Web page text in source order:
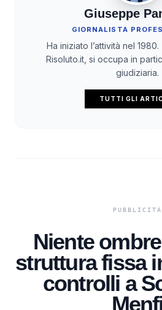
Giuseppe
GIORNALISTA
Ha iniziato l’attività nel
Risoluto.it, si occupa in
giudiziaria.
TUTTI GLI
Niente
struttura fissa
controlli a